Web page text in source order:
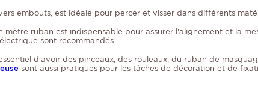
embouts, est idéale pour percer et visser dans différents
ruban est indispensable pour assurer l'alignement et la
sont recommandés.
d'avoir des pinceaux, des rouleaux, du ruban de
sont aussi pratiques pour les tâches de décoration et de